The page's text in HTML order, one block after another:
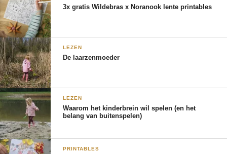
3x gratis Wildebras x Noranook lente printables
LEZEN
De laarzenmoeder
LEZEN
Waarom het kinderbrein wil spelen (en het
belang van buitenspelen)
PRINTABLES